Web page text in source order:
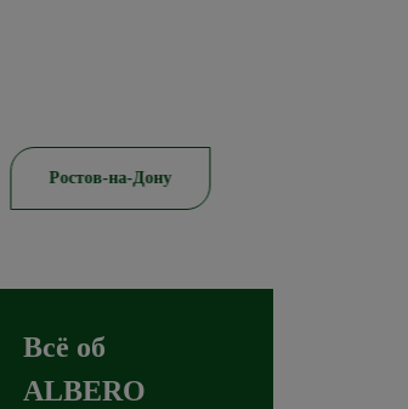
Ростов-на-Дону
Всё об
ALBERO